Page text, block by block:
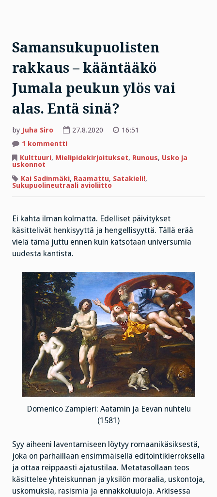
Samansukupuolisten
rakkaus – kääntääkö
Jumala peukun ylös vai
alas. Entä sinä?
by Juha Siro 27.8.2020
16:51
1 kommenttiartikkeliin
rakkaus
Jumala
peukun
sinä?
Kulttuuri, Mielipidekirjoitukset, Runous, Usko ja
uskonnot
Kai Sadinmäki, Raamattu, Satakieli!,
Sukupuolineutraali avioliitto
Ei kahta ilman kolmatta. Edelliset päivitykset
käsittelivät henkisyyttä ja hengellisyyttä. Tällä erää
vielä tämä juttu ennen kuin katsotaan universumia
uudesta kantista.
Domenico Zampieri: Aatamin ja Eevan nuhtelu
(1581)
Syy aiheeni laventamiseen löytyy romaanikäsiksestä,
joka on parhaillaan ensimmäisellä editointikierroksella
ja ottaa reippaasti ajatustilaa. Metatasollaan teos
käsittelee yhteiskunnan ja yksilön moraalia, uskontoja,
uskomuksia, rasismia ja ennakkoluuloja. Arkisessa